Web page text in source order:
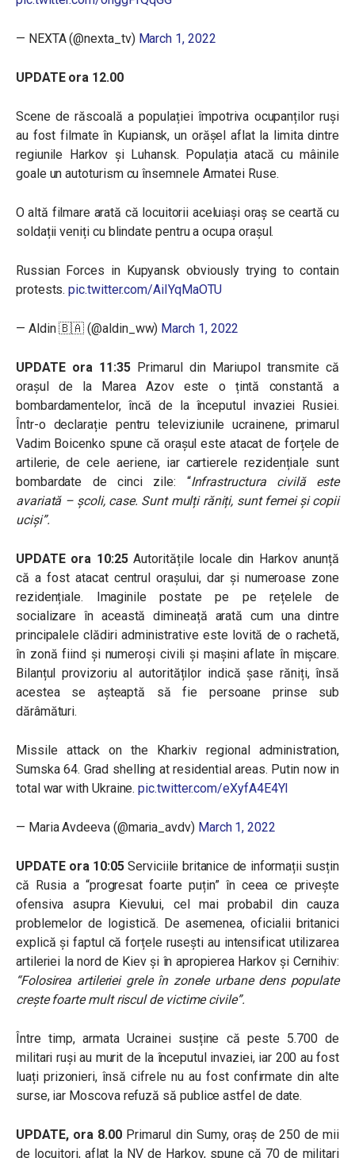
— NEXTA (@nexta_tv) March 1, 2022
UPDATE ora 12.00
Scene de răscoală a populației împotriva ocupanților ruși
au fost filmate în Kupiansk, un orășel aflat la limita dintre
regiunile Harkov și Luhansk. Populația atacă cu mâinile
goale un autoturism cu însemnele Armatei Ruse.
O altă filmare arată că locuitorii aceluiași oraș se ceartă cu
soldații veniți cu blindate pentru a ocupa orașul.
Russian Forces in Kupyansk obviously trying to contain
protests.pic.twitter.com/AiIYqMaOTU
— Aldin 🇧🇦 (@aldin_ww) March 1, 2022
UPDATE ora 11:35 Primarul din Mariupol transmite că
orașul de la Marea Azov este o țintă constantă a
bombardamentelor, încă de la începutul invaziei Rusiei.
Într-o declarație pentru televiziunile ucrainene, primarul
Vadim Boicenko spune că orașul este atacat de forțele de
artilerie, de cele aeriene, iar cartierele rezidențiale sunt
bombardate de cinci zile: “Infrastructura civilă este
avariată – școli, case. Sunt mulți răniți, sunt femei și copii
uciși”.
UPDATE ora 10:25Autoritățile locale din Harkov anunță
că a fost atacat centrul orașului, dar și numeroase zone
rezidențiale. Imaginile postate pe pe rețelele de
socializare în această dimineață arată cum una dintre
principalele clădiri administrative este lovită de o rachetă,
în zonă fiind și numeroși civili și mașini aflate în mișcare.
Bilanțul provizoriu al autorităților indică șase răniți, însă
acestea se așteaptă să fie persoane prinse sub
dărâmături.
Missile attack on the Kharkiv regional administration,
Sumska 64. Grad shelling at residential areas. Putin now in
total war with Ukraine.pic.twitter.com/eXyfA4E4YI
— Maria Avdeeva (@maria_avdv) March 1, 2022
UPDATE ora 10:05Serviciile britanice de informații susțin
că Rusia a “progresat foarte puțin” în ceea ce privește
ofensiva asupra Kievului, cel mai probabil din cauza
problemelor de logistică. De asemenea, oficialii britanici
explică și faptul că forțele rusești au intensificat utilizarea
artileriei la nord de Kiev și în apropierea Harkov și Cernihiv:
“Folosirea artileriei grele în zonele urbane dens populate
crește foarte mult riscul de victime civile”.
Între timp, armata Ucrainei susține că peste 5.700 de
militari ruși au murit de la începutul invaziei, iar 200 au fost
luați prizonieri, însă cifrele nu au fost confirmate din alte
surse, iar Moscova refuză să publice astfel de date.
UPDATE, ora 8.00 Primarul din Sumy, oraș de 250 de mii
de locuitori, aflat la NV de Harkov, spune că 70 de militari